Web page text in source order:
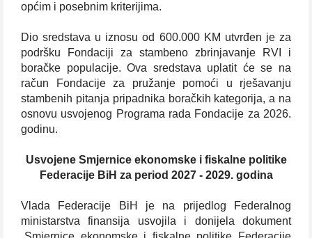
općim i posebnim kriterijima.
Dio sredstava u iznosu od 600.000 KM utvrđen je za
podršku Fondaciji za stambeno zbrinjavanje RVI i
boračke populacije. Ova sredstava uplatit će se na
račun Fondacije za pružanje pomoći u rješavanju
stambenih pitanja pripadnika boračkih kategorija, a na
osnovu usvojenog Programa rada Fondacije za 2026.
godinu.
Usvojene Smjernice ekonomske i fiskalne politike
Federacije BiH za period 2027 - 2029. godina
Vlada Federacije BiH je na prijedlog Federalnog
ministarstva finansija usvojila i donijela dokument